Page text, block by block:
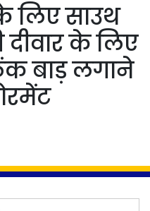
लिए साउथ
के लिए
बाड़ लगाने